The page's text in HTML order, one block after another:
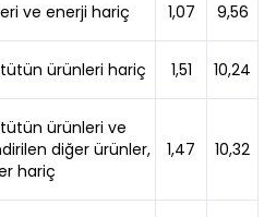
ve enerji hariç 1,07 9,56
ürünleri hariç 1,51 10,24
ürünleri ve
diğer ürünler,
hariç
1,47 10,32